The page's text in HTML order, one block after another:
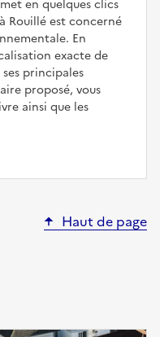
en quelques clics
Rouillé est concerné
En
exacte de
principales
proposé, vous
ainsi que les
Haut de page